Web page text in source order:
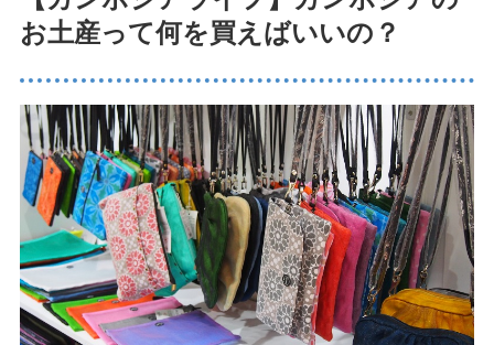
お土産って何を買えばいいの？